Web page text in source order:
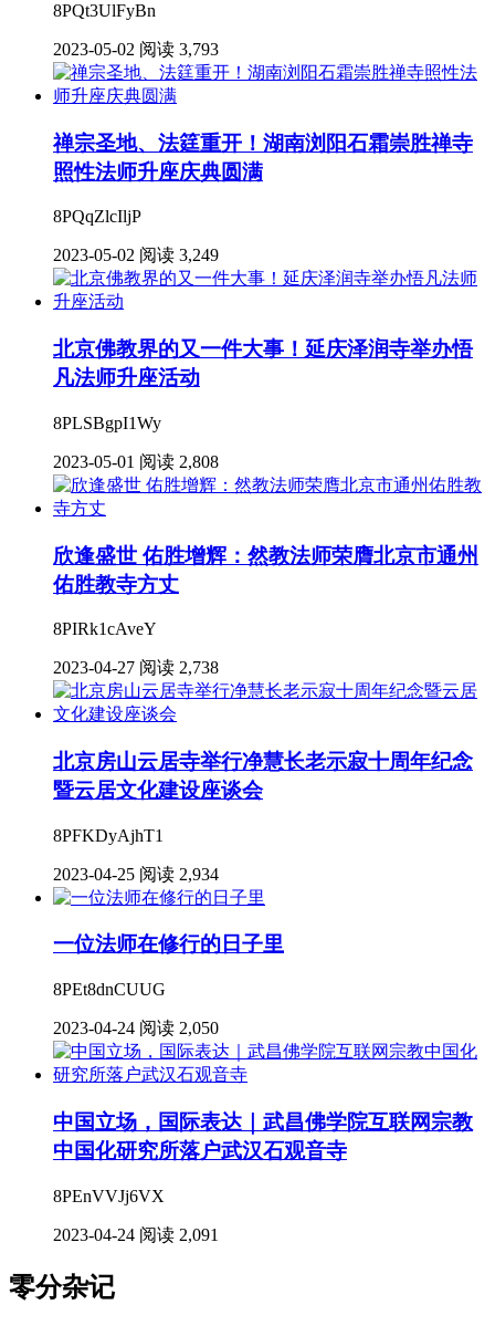
8PQt3UlFyBn
2023-05-02 阅读 3,793
禅宗圣地、法筳重开！湖南浏阳石霜崇胜禅寺
照性法师升座庆典圆满
8PQqZlcIljP
2023-05-02 阅读 3,249
北京佛教界的又一件大事！延庆泽润寺举办悟
凡法师升座活动
8PLSBgpI1Wy
2023-05-01 阅读 2,808
欣逢盛世 佑胜增辉：然教法师荣膺北京市通州
佑胜教寺方丈
8PIRk1cAveY
2023-04-27 阅读 2,738
北京房山云居寺举行净慧长老示寂十周年纪念
暨云居文化建设座谈会
8PFKDyAjhT1
2023-04-25 阅读 2,934
一位法师在修行的日子里
8PEt8dnCUUG
2023-04-24 阅读 2,050
中国立场，国际表达｜武昌佛学院互联网宗教
中国化研究所落户武汉石观音寺
8PEnVVJj6VX
2023-04-24 阅读 2,091
零分杂记